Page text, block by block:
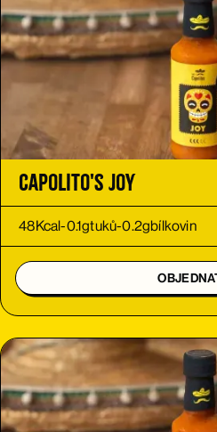
Capolito's Joy
48Kcal-0.1gtuků-0.2gbílkovin